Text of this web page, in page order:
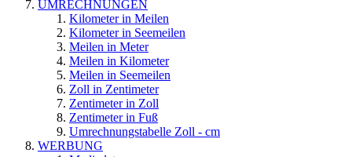
UMRECHNUNGEN
Kilometer in Meilen
Kilometer in Seemeilen
Meilen in Meter
Meilen in Kilometer
Meilen in Seemeilen
Zoll in Zentimeter
Zentimeter in Zoll
Zentimeter in Fuß
Umrechnungstabelle Zoll - cm
WERBUNG